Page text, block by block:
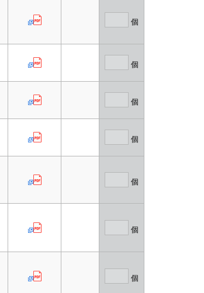
個
個
個
個
個
個
個